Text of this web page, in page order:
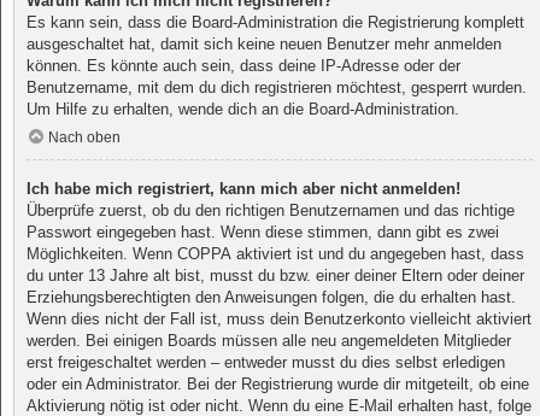
Es kann sein, dass die Board-Administration die Registrierung komplett
ausgeschaltet hat, damit sich keine neuen Benutzer mehr anmelden
können. Es könnte auch sein, dass deine IP-Adresse oder der
Benutzername, mit dem du dich registrieren möchtest, gesperrt wurden.
Um Hilfe zu erhalten, wende dich an die Board-Administration.
Nach oben
Ich habe mich registriert, kann mich aber nicht anmelden!
Überprüfe zuerst, ob du den richtigen Benutzernamen und das richtige
Passwort eingegeben hast. Wenn diese stimmen, dann gibt es zwei
Möglichkeiten. Wenn COPPA aktiviert ist und du angegeben hast, dass
du unter 13 Jahre alt bist, musst du bzw. einer deiner Eltern oder deiner
Erziehungsberechtigten den Anweisungen folgen, die du erhalten hast.
Wenn dies nicht der Fall ist, muss dein Benutzerkonto vielleicht aktiviert
werden. Bei einigen Boards müssen alle neu angemeldeten Mitglieder
erst freigeschaltet werden – entweder musst du dies selbst erledigen
oder ein Administrator. Bei der Registrierung wurde dir mitgeteilt, ob eine
Aktivierung nötig ist oder nicht. Wenn du eine E-Mail erhalten hast, folge